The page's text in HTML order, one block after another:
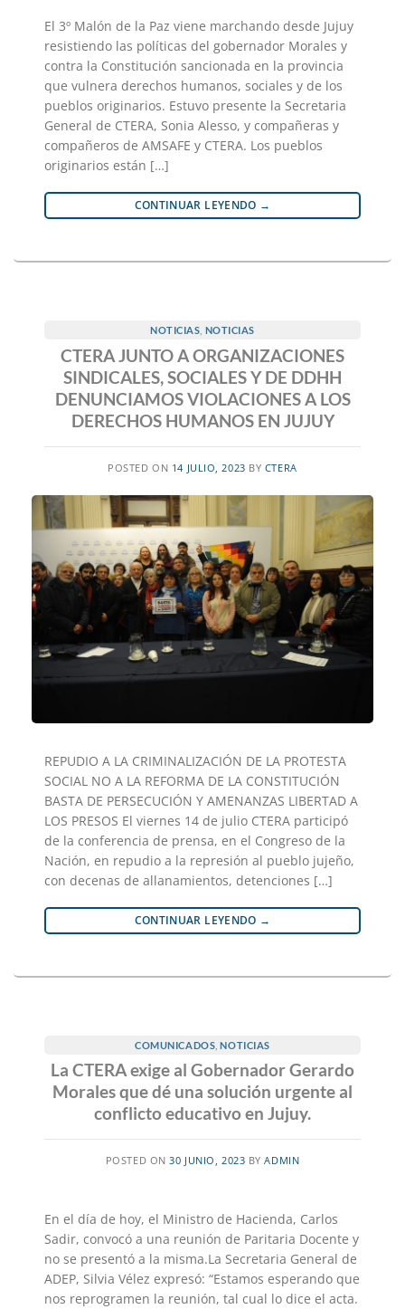
El 3º Malón de la Paz viene marchando desde Jujuy
resistiendo las políticas del gobernador Morales y
contra la Constitución sancionada en la provincia
que vulnera derechos humanos, sociales y de los
pueblos originarios. Estuvo presente la Secretaria
General de CTERA, Sonia Alesso, y compañeras y
compañeros de AMSAFE y CTERA. Los pueblos
originarios están […]
CONTINUAR LEYENDO →
NOTICIAS NOTICIAS
CTERA JUNTO A ORGANIZACIONES
SINDICALES, SOCIALES Y DE DDHH
DENUNCIAMOS VIOLACIONES A LOS
DERECHOS HUMANOS EN JUJUY
POSTED ON 14 JULIO, 2023 BY CTERA
REPUDIO A LA CRIMINALIZACIÓN DE LA PROTESTA
SOCIAL NO A LA REFORMA DE LA CONSTITUCIÓN
BASTA DE PERSECUCIÓN Y AMENANZAS LIBERTAD A
LOS PRESOS El viernes 14 de julio CTERA participó
de la conferencia de prensa, en el Congreso de la
Nación, en repudio a la represión al pueblo jujeño,
con decenas de allanamientos, detenciones […]
CONTINUAR LEYENDO →
COMUNICADOS ,NOTICIAS
La CTERA exige al Gobernador Gerardo
Morales que dé una solución urgente al
conflicto educativo en Jujuy.
POSTED ON30 JUNIO, 2023 BYADMIN
En el día de hoy, el Ministro de Hacienda, Carlos
Sadir, convocó a una reunión de Paritaria Docente y
no se presentó a la misma.La Secretaria General de
ADEP, Silvia Vélez expresó: “Estamos esperando que
nos reprogramen la reunión, tal cual lo dice el acta.